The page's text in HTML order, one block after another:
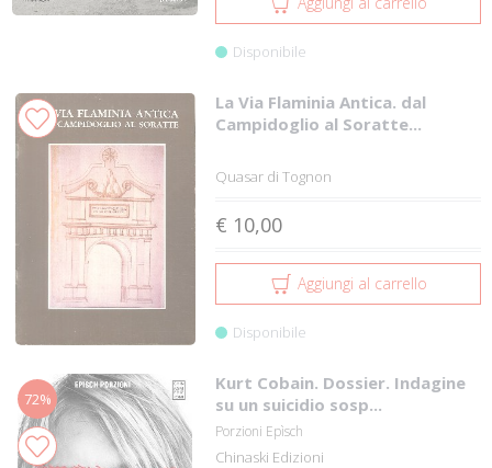
Disponibile
La Via Flaminia Antica. dal
Campidoglio al Soratte...
Quasar di Tognon
€ 10,00
Aggiungi al carrello
Disponibile
72%
Kurt Cobain. Dossier. Indagine
su un suicidio sosp...
Porzioni Epìsch
Chinaski Edizioni